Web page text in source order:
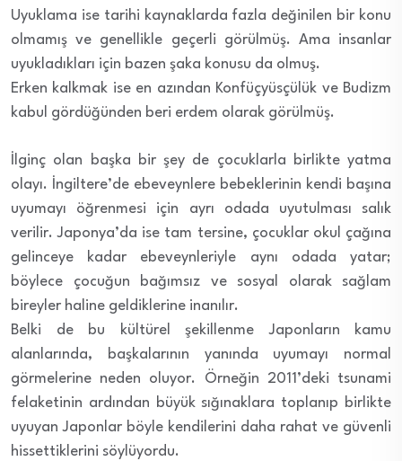
Uyuklama ise tarihi kaynaklarda fazla değinilen bir konu
olmamış ve genellikle geçerli görülmüş. Ama insanlar
uyukladıkları için bazen şaka konusu da olmuş.
Erken kalkmak ise en azından Konfüçyüsçülük ve Budizm
kabul gördüğünden beri erdem olarak görülmüş.
İlginç olan başka bir şey de çocuklarla birlikte yatma
olayı. İngiltere’de ebeveynlere bebeklerinin kendi başına
uyumayı öğrenmesi için ayrı odada uyutulması salık
verilir. Japonya’da ise tam tersine, çocuklar okul çağına
gelinceye kadar ebeveynleriyle aynı odada yatar;
böylece çocuğun bağımsız ve sosyal olarak sağlam
bireyler haline geldiklerine inanılır.
Belki de bu kültürel şekillenme Japonların kamu
alanlarında, başkalarının yanında uyumayı normal
görmelerine neden oluyor. Örneğin 2011’deki tsunami
felaketinin ardından büyük sığınaklara toplanıp birlikte
uyuyan Japonlar böyle kendilerini daha rahat ve güvenli
hissettiklerini söylüyordu.